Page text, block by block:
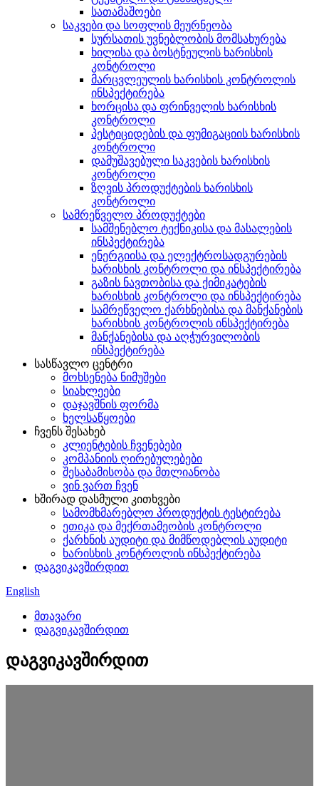
სათამაშოები
საკვები და სოფლის მეურნეობა
სურსათის უვნებლობის მომსახურება
ხილისა და ბოსტნეულის ხარისხის
კონტროლი
მარცვლეულის ხარისხის კონტროლის
ინსპექტირება
ხორცისა და ფრინველის ხარისხის
კონტროლი
პესტიციდების და ფუმიგაციის ხარისხის
კონტროლი
დამუშავებული საკვების ხარისხის
კონტროლი
ზღვის პროდუქტების ხარისხის
კონტროლი
სამრეწველო პროდუქტები
სამშენებლო ტექნიკისა და მასალების
ინსპექტირება
ენერგიისა და ელექტროსადგურების
ხარისხის კონტროლი და ინსპექტირება
გაზის ნავთობისა და ქიმიკატების
ხარისხის კონტროლი და ინსპექტირება
სამრეწველო ქარხნებისა და მანქანების
ხარისხის კონტროლის ინსპექტირება
მანქანებისა და აღჭურვილობის
ინსპექტირება
სასწავლო ცენტრი
მოხსენება ნიმუშები
სიახლეები
დაჯავშნის ფორმა
ხელსაწყოები
ჩვენს შესახებ
კლიენტების ჩვენებები
კომპანიის ღირებულებები
შესაბამისობა და მთლიანობა
ვინ ვართ ჩვენ
ხშირად დასმული კითხვები
სამომხმარებლო პროდუქტის ტესტირება
ეთიკა და მექრთამეობის კონტროლი
ქარხნის აუდიტი და მიმწოდებლის აუდიტი
ხარისხის კონტროლის ინსპექტირება
დაგვიკავშირდით
English
მთავარი
დაგვიკავშირდით
დაგვიკავშირდით